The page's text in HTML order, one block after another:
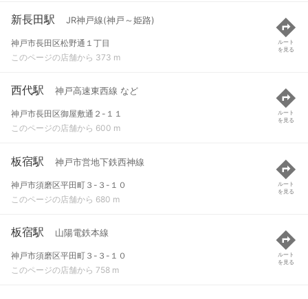
新長田駅 JR神戸線(神戸～姫路)
神戸市長田区松野通１丁目
このページの店舗から 373 m
ルート
を見る
西代駅 神戸高速東西線 など
神戸市長田区御屋敷通２-１１
このページの店舗から 600 m
ルート
を見る
板宿駅 神戸市営地下鉄西神線
神戸市須磨区平田町３-３-１０
このページの店舗から 680 m
ルート
を見る
板宿駅 山陽電鉄本線
神戸市須磨区平田町３-３-１０
このページの店舗から 758 m
ルート
を見る